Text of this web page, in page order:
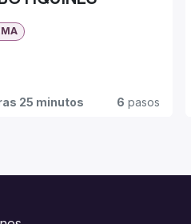
25 minutos 6 pasos